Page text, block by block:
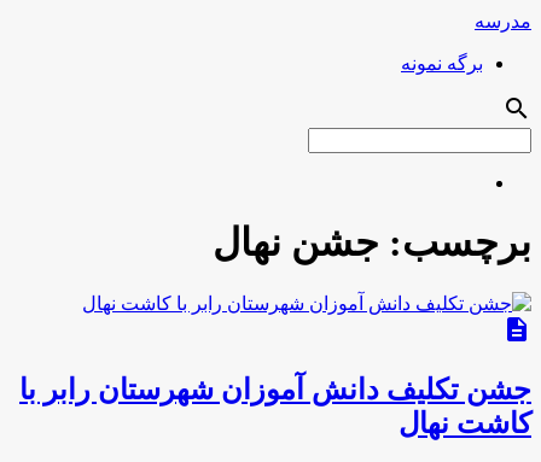
مدرسه
برگه نمونه
search
برچسب: جشن نهال
description
جشن تکلیف دانش آموزان شهرستان رابر با
کاشت نهال